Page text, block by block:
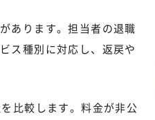
あります。担当者の退職
ス種別に対応し、返戻や
比較します。料金が非公